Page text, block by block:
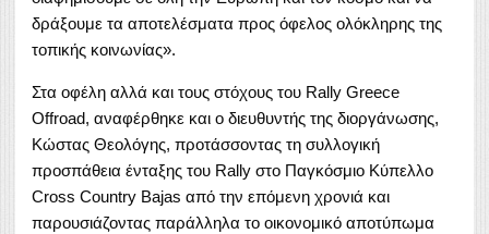
δράξουμε τα αποτελέσματα προς όφελος ολόκληρης της
τοπικής κοινωνίας».
Στα οφέλη αλλά και τους στόχους του Rally Greece
Offroad, αναφέρθηκε και ο διευθυντής της διοργάνωσης,
Κώστας Θεολόγης, προτάσσοντας τη συλλογική
προσπάθεια ένταξης του Rally στο Παγκόσμιο Κύπελλο
Cross Country Bajas από την επόμενη χρονιά και
παρουσιάζοντας παράλληλα το οικονομικό αποτύπωμα